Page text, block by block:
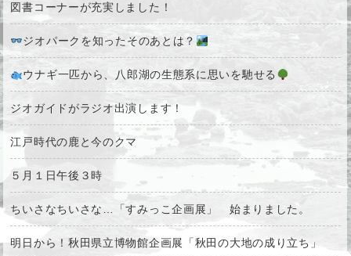
図書コーナーが充実しました！
ジオパークを知ったそのあとは？
ウナギ一匹から、八郎湖の生態系に思いを馳せる
ジオガイドがラジオ出演します！
江戸時代の鹿と今のクマ
５月１日午後３時
ちいさなちいさな…「すみっこ企画展」 始まりました。
明日から！秋田県立博物館企画展「秋田の大地の成り立ち」